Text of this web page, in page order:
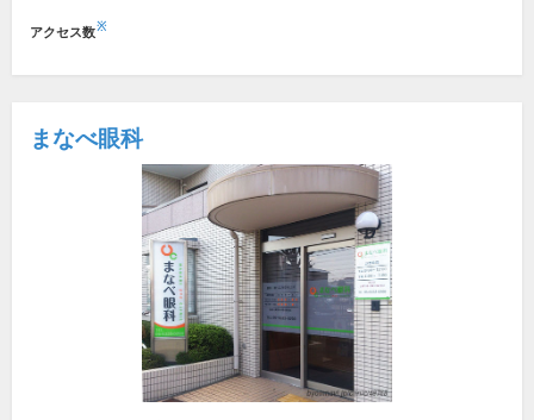
アクセス数※
まなべ眼科